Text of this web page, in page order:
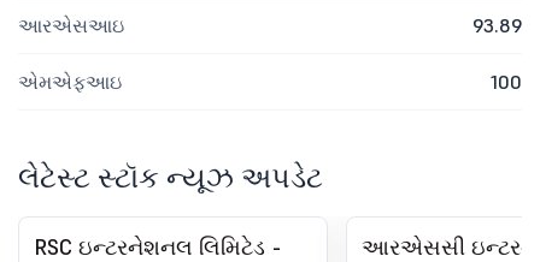
આરએસઆઇ 93.89
એમએફઆઇ 100
લેટેસ્ટ સ્ટૉક ન્યૂઝ અપડેટ
RSC ઇન્ટરનેશનલ લિમિટેડ -
આરએસસી